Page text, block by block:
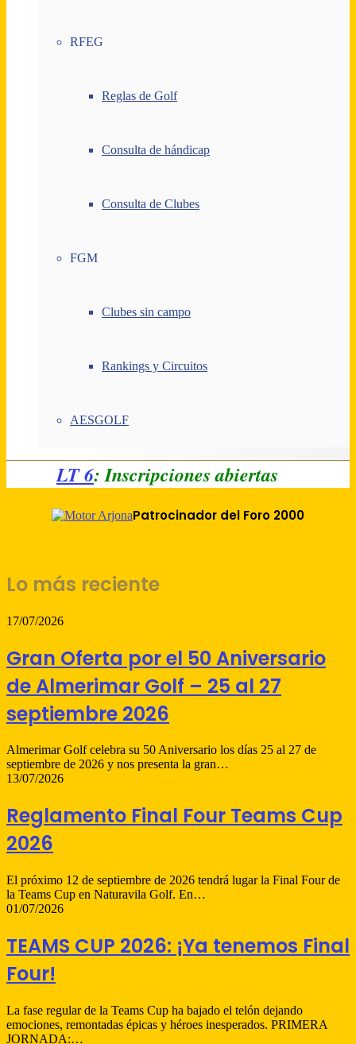
RFEG
Reglas de Golf
Consulta de hándicap
Consulta de Clubes
FGM
Clubes sin campo
Rankings y Circuitos
AESGOLF
LT 6: Inscripciones abiertas
Patrocinador del Foro 2000
Lo más reciente
17/07/2026
Gran Oferta por el 50 Aniversario
de Almerimar Golf – 25 al 27
septiembre 2026
Almerimar Golf celebra su 50 Aniversario los días 25 al 27 de
septiembre de 2026 y nos presenta la gran…
13/07/2026
Reglamento Final Four Teams Cup
2026
El próximo 12 de septiembre de 2026 tendrá lugar la Final Four de
la Teams Cup en Naturavila Golf. En…
01/07/2026
TEAMS CUP 2026: ¡Ya tenemos Final
Four!
La fase regular de la Teams Cup ha bajado el telón dejando
emociones, remontadas épicas y héroes inesperados. PRIMERA
JORNADA:…